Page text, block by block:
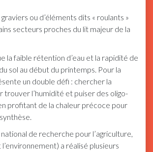
ou d’éléments dits « roulants »
secteurs proches du lit majeur de la
la faible rétention d’eau et la rapidité de
sol au début du printemps. Pour la
un double défi : chercher la
trouver l’humidité et puiser des oligo-
profitant de la chaleur précoce pour
de recherche pour l’agriculture,
a réalisé plusieurs